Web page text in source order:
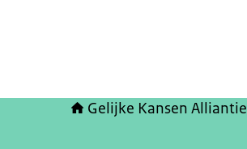
Gelijke Kansen Alliantie